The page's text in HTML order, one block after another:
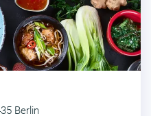
Berlin